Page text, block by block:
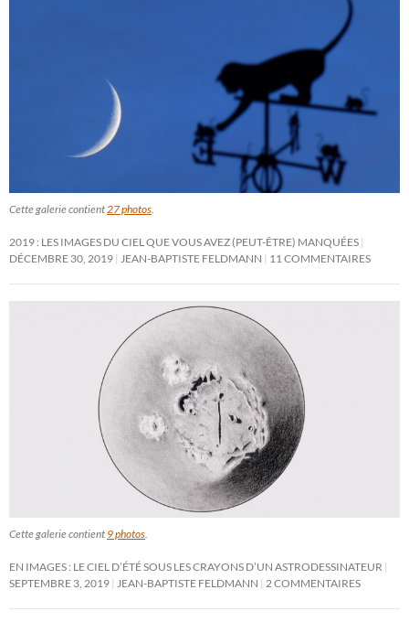
Cette galerie contient 27 photos
2019 : LES IMAGES DU CIEL QUE VOUS AVEZ (PEUT-ÊTRE) MANQUÉES
DÉCEMBRE 30, 2019
JEAN-BAPTISTE FELDMANN 11 COMMENTAIRES
Cette galerie contient 9 photos
EN IMAGES : LE CIEL D’ÉTÉ SOUS LES CRAYONS D’UN ASTRODESSINATEUR
SEPTEMBRE 3, 2019
JEAN-BAPTISTE FELDMANN 2 COMMENTAIRES